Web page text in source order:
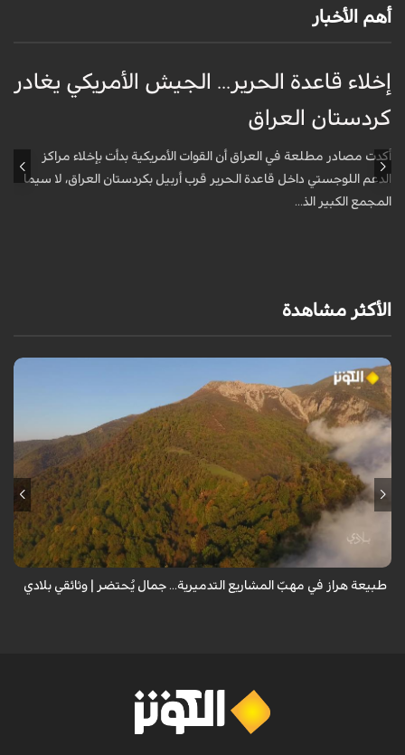
أهم الأخبار
إخلاء قاعدة الحرير... الجيش الأمريكي يغادر
كردستان العراق
أكدت مصادر مطلعة في العراق أن القوات الأمريكية بدأت بإخلاء مراكز
الدعم اللوجستي داخل قاعدة الحرير قرب أربيل بكردستان العراق، لا سيما
المجمع الكبير الذ...
الأكثر مشاهدة
من قلب طبيعة هراز التي كانت يوماً من أجمل الموائل الطبيعية في إيران، يحذر
المعد من كارثة بيئية: "وحش الأعمال والمشاريع التدميرية تنهش بجسم
طبيعة هراز في مهبّ المشاريع التدميرية... جمال يُحتضر | وثائقي بلادي